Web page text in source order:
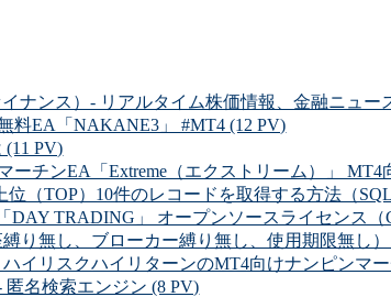
イナンス）- リアルタイム株価情報、金融ニュー
料EA「NAKANE3」 #MT4 (12 PV)
(11 PV)
ーチンEA「Extreme（エクストリーム）」 MT4
（TOP）10件のレコードを取得する方法（
DAY TRADING」 オープンソースライセンス（
り無し、ブローカー縛り無し、使用期限無し
イリスクハイリターンのMT4向けナンピンマ
匿名検索エンジン (8 PV)